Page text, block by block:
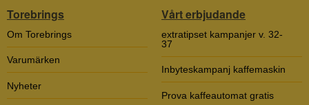
Torebrings
Om Torebrings
Varumärken
Nyheter
Vårt erbjudande
extratipset kampanjer v. 32-
37
Inbyteskampanj kaffemaskin
Prova kaffeautomat gratis